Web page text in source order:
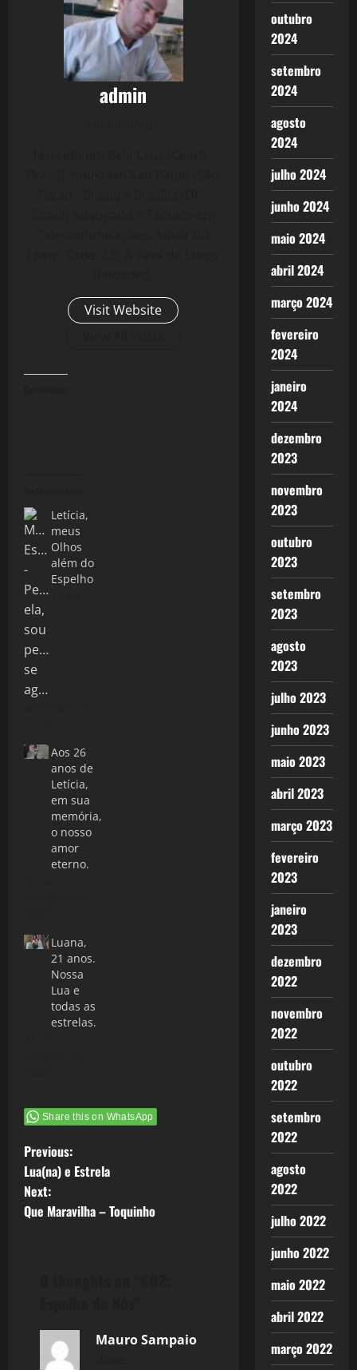
admin
Visit Website
Letícia,
meus
Olhos
além do
Espelho
Aos 26
anos de
Letícia,
em sua
memória,
o nosso
amor
eterno.
Luana,
21 anos.
Nossa
Lua e
todas as
estrelas.
Share this on WhatsApp
P
o
s
Previous:
Lua(na) e Estrela
Next:
Que Maravilha – Toquinho
Mauro Sampaio
outubro
2024
setembro
2024
agosto
2024
julho 2024
junho 2024
maio 2024
abril 2024
março 2024
fevereiro
2024
janeiro
2024
dezembro
2023
novembro
2023
outubro
2023
setembro
2023
agosto
2023
julho 2023
junho 2023
maio 2023
abril 2023
março 2023
fevereiro
2023
janeiro
2023
dezembro
2022
novembro
2022
outubro
2022
setembro
2022
agosto
2022
julho 2022
junho 2022
maio 2022
abril 2022
março 2022